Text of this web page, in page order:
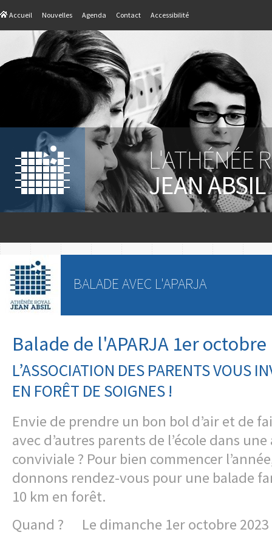
Accueil Nouvelles Agenda Contact Accessibilité
L'ATHÉNÉE
JEAN ABSIL
BALADE AVEC L'APARJA
Balade de l'APARJA 1er octobre
L’ASSOCIATION DES PARENTS VOUS
EN FORÊT DE SOIGNES !
Envie de prendre un bon bol d’air et de
avec d’autres parents de l’école dans
conviviale ? Pour bien commencer
donnons rendez-vous pour une balade
10 km en forêt.
Quand ? Le dimanche 1er octobre 2023